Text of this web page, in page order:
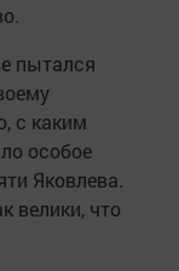
пытался
с каким
особое
Яковлева.
велики, что